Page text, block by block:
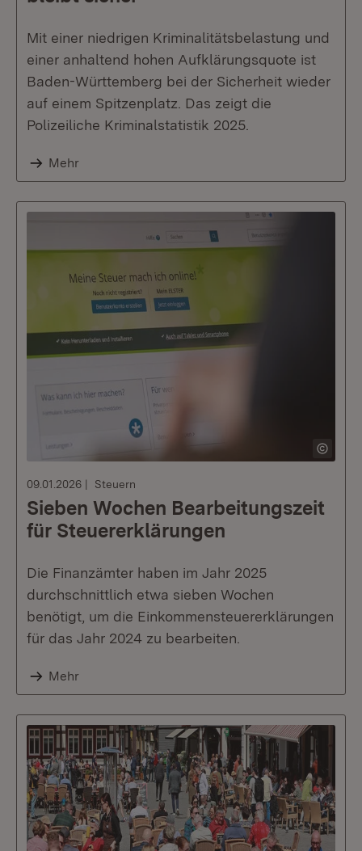
Mit einer niedrigen Kriminalitätsbelastung und
einer anhaltend hohen Aufklärungsquote ist
Baden-Württemberg bei der Sicherheit wieder
auf einem Spitzenplatz. Das zeigt die
Polizeiliche Kriminalstatistik 2025.
Mehr
09.01.2026 Steuern
Sieben Wochen Bearbeitungszeit
für Steuererklärungen
Die Finanzämter haben im Jahr 2025
durchschnittlich etwa sieben Wochen
benötigt, um die Einkommensteuererklärungen
für das Jahr 2024 zu bearbeiten.
Mehr